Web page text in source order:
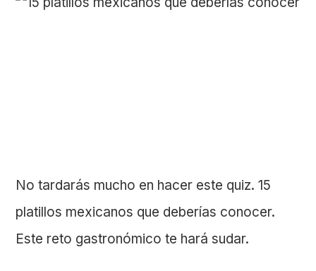
No tardarás mucho en hacer este quiz. 15
platillos mexicanos que deberías conocer.
Este reto gastronómico te hará sudar.